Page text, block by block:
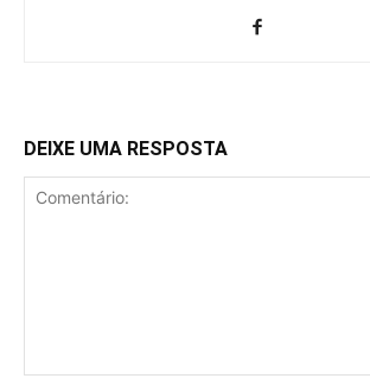
DEIXE UMA RESPOSTA